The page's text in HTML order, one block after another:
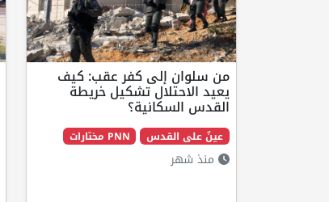
من سلوان إلى كفر عقب: كيف
يعيد الاحتلال تشكيل خريطة
القدس السكانية؟
عينٌ على القدس PNN مختارات
منذ شهر